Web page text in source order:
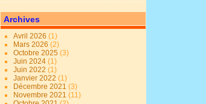
Archives
Avril 2026(1)
Mars 2026(2)
Octobre 2025(3)
Juin 2024(1)
Juin 2022(1)
Janvier 2022(1)
Décembre 2021(3)
Novembre 2021(11)